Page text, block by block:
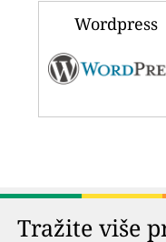
Wordpress
Tražite više